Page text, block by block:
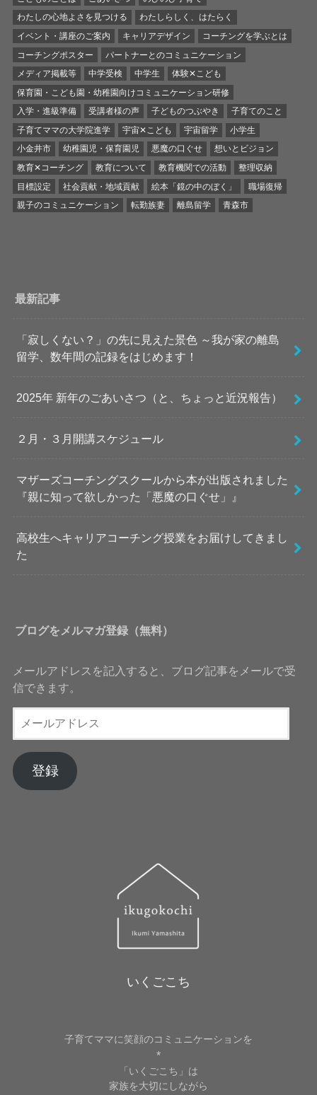
わたしの心地よさを見つける
わたしらしく、はたらく
イベント・講座のご案内
キャリアデザイン
コーチングを学ぶとは
コーチングポスター
パートナーとのコミュニケーション
メディア掲載等
中学受検 中学生
体験✕こども
保育園・こども園・幼稚園向けコミュニケーション研修
入学・進級準備
受講者様の声 子どものつぶやき
子育てのこと
子育てママの大学院進学
宇宙✕こども 宇宙留学
小学生
小金井市
幼稚園児・保育園児 悪魔の口ぐせ
想いとビジョン
教育✕コーチング
教育について 教育機関での活動
整理収納
目標設定
社会貢献・地域貢献 絵本「鏡の中のぼく」
職場復帰
親子のコミュニケーション
転勤族妻 離島留学 青森市
最新記事
「寂しくない？」の先に見えた景色 ～我が家の離島
留学、数年間の記録をはじめます！
2025年 新年のごあいさつ（と、ちょっと近況報告）
２月・３月開講スケジュール
マザーズコーチングスクールから本が出版されました
『親に知って欲しかった「悪魔の口ぐせ」』
高校生へキャリアコーチング授業をお届けしてきまし
た
ブログをメルマガ登録（無料）
メールアドレスを記入すると、ブログ記事をメールで受
信できます。
ー
ア
ド
登録
いくごこち
子育てママに笑顔のコミュニケーションを
*
「いくごこち」は
家族を大切にしながら